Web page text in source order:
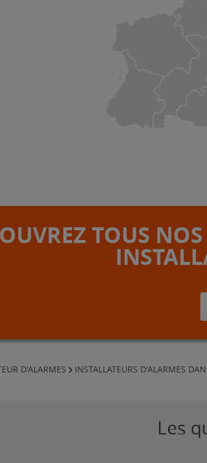
TOUS
D'ALARMES INSTALLATEURS D'ALARMES
Les